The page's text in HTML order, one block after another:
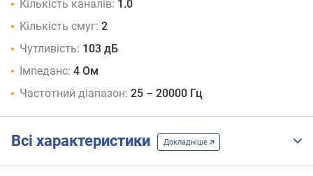
Кількість каналів: 1.0
Кількість смуг: 2
Чутливість: 103 дБ
Імпеданс: 4 Ом
Частотний діапазон: 25 – 20000 Гц
Всі характеристики Докладніше